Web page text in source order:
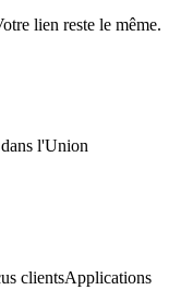
lien reste le même.
l'Union
clientsApplications